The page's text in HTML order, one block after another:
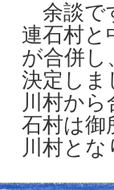
余談で
連石村と
が合併し
決定しま
川村か
石村は御
川村と